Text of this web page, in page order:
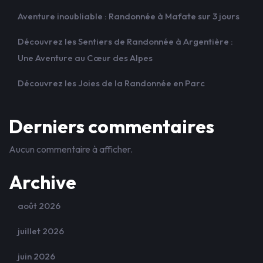
Aventure inoubliable : Randonnée à Mafate sur 3 jours
Découvrez les Sentiers de Randonnée à Argentière :
Une Aventure au Cœur des Alpes
Découvrez les Joies de la Randonnée en Parc
Derniers commentaires
Aucun commentaire à afficher.
Archive
août 2026
juillet 2026
juin 2026